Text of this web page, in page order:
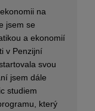
na
jsem se
a ekonomií
v Penzijní
svou
jsem dále
studiem
který